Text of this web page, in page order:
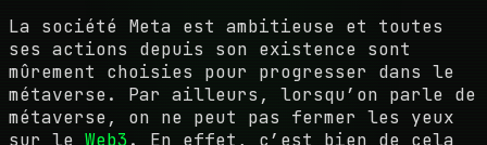
La société Meta est ambitieuse et toutes
ses actions depuis son existence sont
mûrement choisies pour progresser dans le
métaverse. Par ailleurs, lorsqu’on parle de
métaverse, on ne peut pas fermer les yeux
sur le Web3. En effet, c’est bien de cela